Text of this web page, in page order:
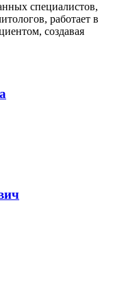
специалистов,
работает в
создавая